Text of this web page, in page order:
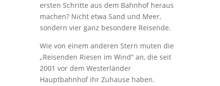
ersten Schritte aus dem Bahnhof heraus
machen? Nicht etwa Sand und Meer,
sondern vier ganz besondere Reisende.
Wie von einem anderen Stern muten die
„Reisenden Riesen im Wind“ an, die seit
2001 vor dem Westerländer
Hauptbahnhof ihr Zuhause haben.